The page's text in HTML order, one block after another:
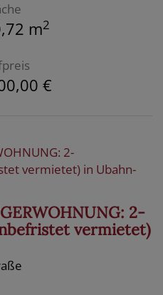
m2
€
2-
vermietet)